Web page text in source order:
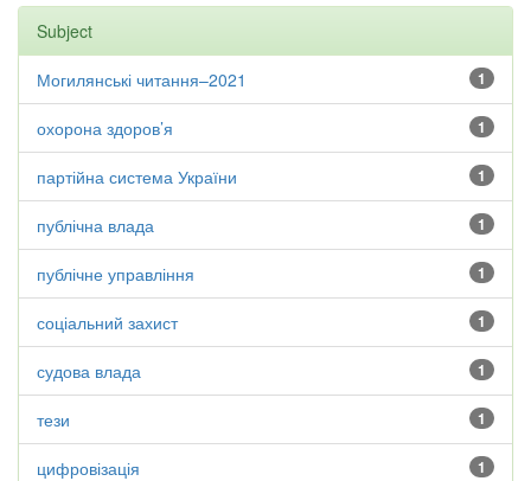
Subject
1
Могилянські читання–2021
1
охорона здоров’я
1
партійна система України
1
публічна влада
1
публічне управління
1
соціальний захист
1
судова влада
1
тези
1
цифровізація